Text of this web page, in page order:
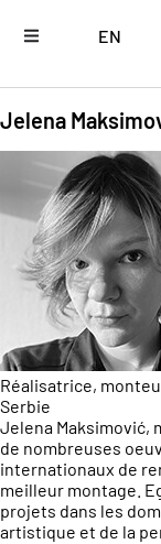
EN
Jelena
Réalisatrice,
Serbie
Jelena Maksimović,
de nombreuses
internationaux de
meilleur montage.
projets dans les
artistique et de la